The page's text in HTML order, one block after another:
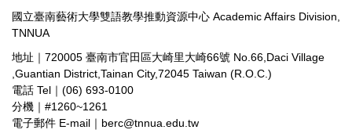
網站導覽
國立臺南藝術大學雙語教學推動資源中心 Academic Affairs Division,
TNNUA
地址｜720005 臺南市官田區大崎里大崎66號 No.66,Daci Village
,Guantian District,Tainan City,72045 Taiwan (R.O.C.)
電話 Tel｜(06) 693-0100
分機｜#1260~1261
電子郵件 E-mail｜berc@tnnua.edu.tw